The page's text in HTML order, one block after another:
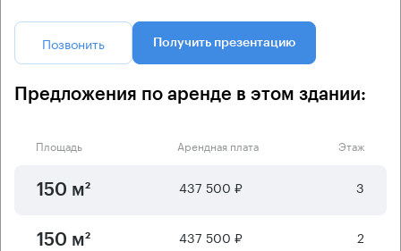
Позвонить Получить презентацию
Предложения по аренде в этом здании:
Площадь Арендная плата Этаж
150 м² 437 500 ₽ 3
150 м² 437 500 ₽ 2